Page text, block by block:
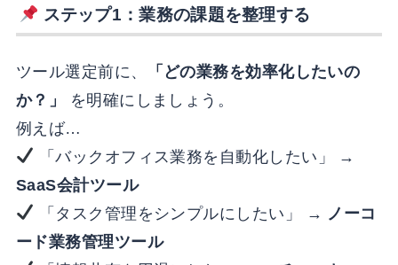
ステップ1：業務の課題を整理する
ツール選定前に、
「どの業務を効率化したいの
か？」
を明確にしましょう。
例えば…
「バックオフィス業務を自動化したい」 →
SaaS会計ツール
「タスク管理をシンプルにしたい」 → ノーコ
ード業務管理ツール